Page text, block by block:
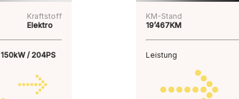
Kraftstoff
Elektro
150kW / 204PS
KM-Stand
19’467KM
Leistung